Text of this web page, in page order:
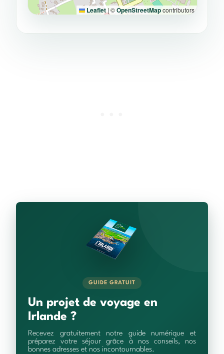
Leaflet | ©OpenStreetMapcontributors
GUIDE GRATUIT
Un projet de voyage en
Irlande ?
Recevez gratuitement notre guide numérique et
préparez votre séjour grâce à nos conseils, nos
bonnes adresses et nos incontournables.